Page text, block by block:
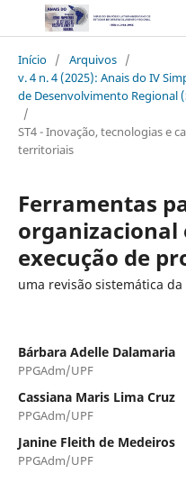
Início / Arquivos /
v. 4 n. 4 (2025): Anais do IV
de Desenvolvimento Regional
/
ST4 - Inovação, tecnologias e
territoriais
Ferramentas
organizacional
execução de
uma revisão sistemática
Bárbara Adelle Dalamaria
PPGAdm/UPF
Cassiana Maris Lima Cruz
PPGAdm/UPF
Janine Fleith de Medeiros
PPGAdm/UPF